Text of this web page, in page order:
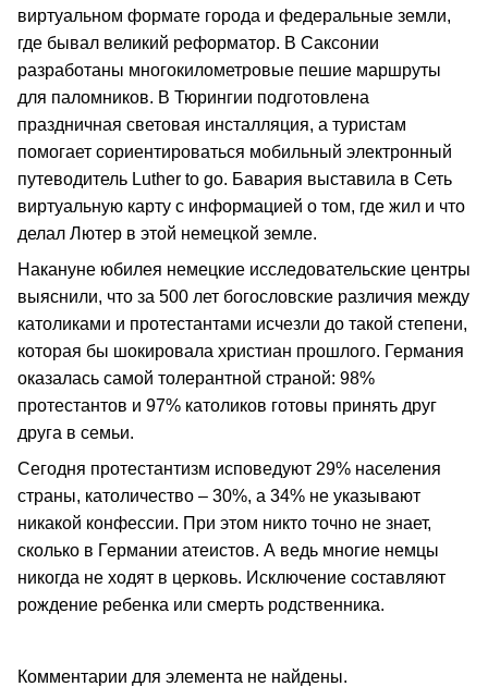
виртуальном формате города и федеральные земли,
где бывал великий реформатор. В Саксонии
разработаны многокилометровые пешие маршруты
для паломников. В Тюрингии подготовлена
праздничная световая инсталляция, а туристам
помогает сориентироваться мобильный электронный
путеводитель Luther to go. Бавария выставила в Сеть
виртуальную карту с информацией о том, где жил и что
делал Лютер в этой немецкой земле.
Накануне юбилея немецкие исследовательские центры
выяснили, что за 500 лет богословские различия между
католиками и протестантами исчезли до такой степени,
которая бы шокировала христиан прошлого. Германия
оказалась самой толерантной страной: 98%
протестантов и 97% католиков готовы принять друг
друга в семьи.
Сегодня протестантизм исповедуют 29% населения
страны, католичество – 30%, а 34% не указывают
никакой конфессии. При этом никто точно не знает,
сколько в Германии атеистов. А ведь многие немцы
никогда не ходят в церковь. Исключение составляют
рождение ребенка или смерть родственника.
Комментарии для элемента не найдены.